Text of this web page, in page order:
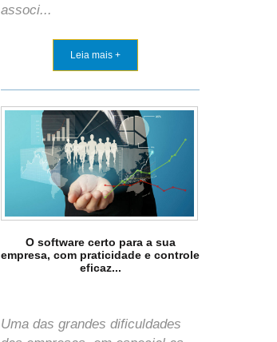
associ...
Leia mais +
O software certo para a sua
empresa, com praticidade e controle
eficaz...
Uma das grandes dificuldades